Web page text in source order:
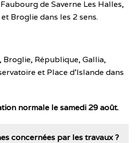
de Saverne Les Halles,
Broglie dans les 2 sens.
Broglie, République, Gallia,
et Place d’Islande dans
normale le samedi 29 août.
concernées par les travaux ?